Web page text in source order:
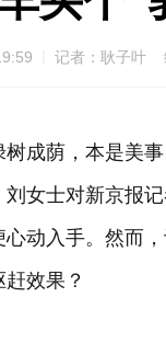
记者：耿子叶
树成荫，本是美
女士对新京报
动入手。然而
效果？